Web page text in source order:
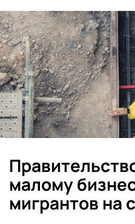
малому
мигрантов на